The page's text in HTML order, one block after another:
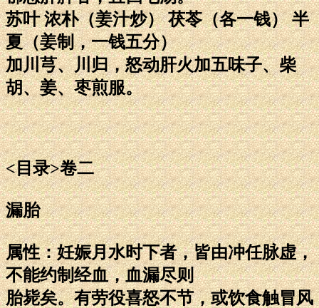
苏叶 浓朴（姜汁炒） 茯苓（各一钱） 半
夏（姜制，一钱五分）
加川芎、川归，怒动肝火加五味子、柴
胡、姜、枣煎服。
<目录>卷二
漏胎
属性：妊娠月水时下者，皆由冲任脉虚，
不能约制经血，血漏尽则
胎毙矣。有劳役喜怒不节，或饮食触冒风